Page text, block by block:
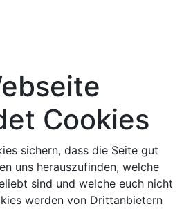
Cookies
sichern, dass die Seite gut
uns herauszufinden, welche
sind und welche euch nicht
werden von Drittanbietern